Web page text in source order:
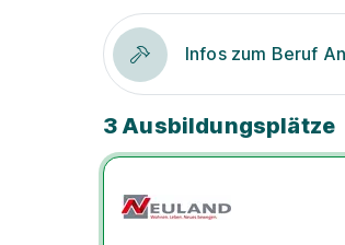
Infos zum Beruf
3 Ausbildungsplätze